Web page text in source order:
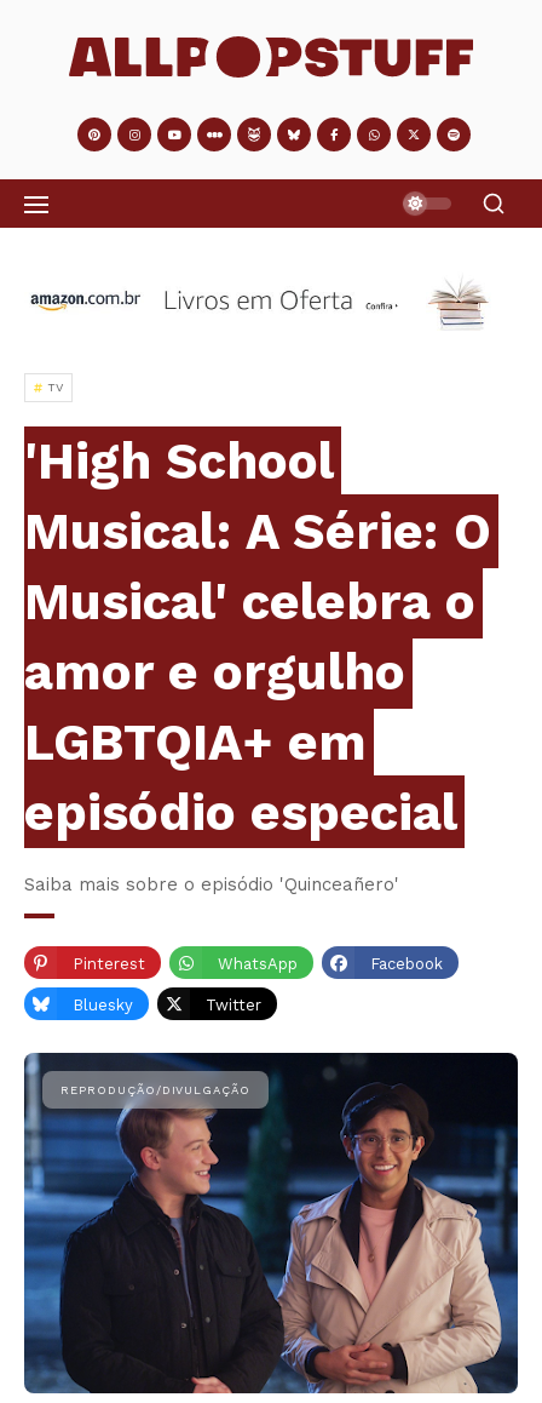
TV
'High School
Musical: A Série: O
Musical' celebra o
amor e orgulho
LGBTQIA+ em
episódio especial
Saiba mais sobre o episódio 'Quinceañero'
Pinterest WhatsApp Facebook
Bluesky Twitter